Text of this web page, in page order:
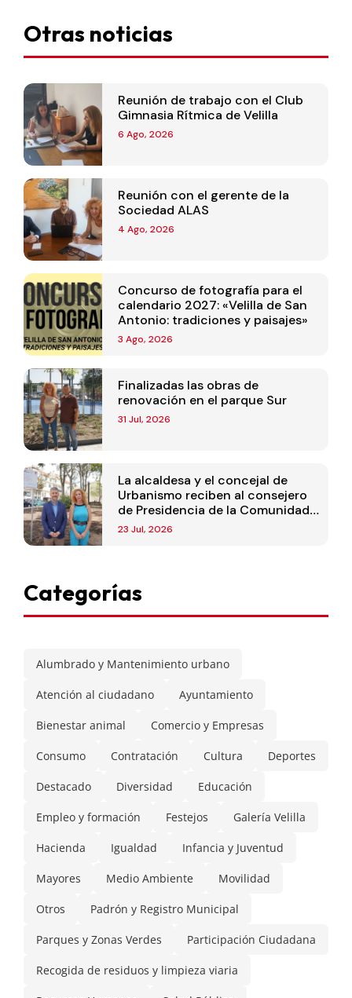
Otras noticias
Reunión de trabajo con el Club
Gimnasia Rítmica de Velilla
6 Ago, 2026
Reunión con el gerente de la
Sociedad ALAS
4 Ago, 2026
Concurso de fotografía para el
calendario 2027: «Velilla de San
Antonio: tradiciones y paisajes»
3 Ago, 2026
Finalizadas las obras de
renovación en el parque Sur
31 Jul, 2026
La alcaldesa y el concejal de
Urbanismo reciben al consejero
de Presidencia de la Comunidad
de Madrid
23 Jul, 2026
Categorías
Alumbrado y Mantenimiento urbano
Atención al ciudadano Ayuntamiento
Bienestar animal Comercio y Empresas
Consumo Contratación Cultura Deportes
Destacado Diversidad Educación
Empleo y formación Festejos Galería Velilla
Hacienda Igualdad Infancia y Juventud
Mayores Medio Ambiente Movilidad
Otros Padrón y Registro Municipal
Parques y Zonas Verdes Participación Ciudadana
Recogida de residuos y limpieza viaria